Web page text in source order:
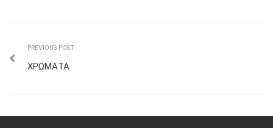
PREVIOUS POST
ΧΡΩΜΑΤΑ